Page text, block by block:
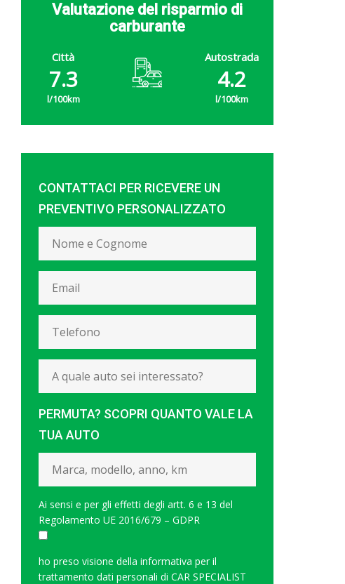
Valutazione del risparmio di
carburante
Città
7.3
Autostrada
4.2
CONTATTACI PER RICEVERE UN
PREVENTIVO PERSONALIZZATO
PERMUTA? SCOPRI QUANTO VALE LA
TUA AUTO
Ai sensi e per gli effetti degli artt. 6 e 13 del
Regolamento UE 2016/679 – GDPR
ho preso visione della informativa per il
trattamento dati personali di CAR SPECIALIST